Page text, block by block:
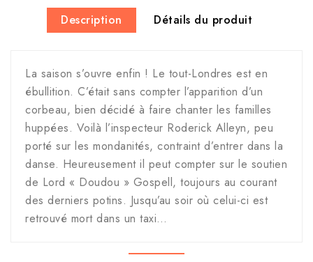
Description Détails du produit
La saison s’ouvre enfin ! Le tout-Londres est en
ébullition. C’était sans compter l’apparition d’un
corbeau, bien décidé à faire chanter les familles
huppées. Voilà l’inspecteur Roderick Alleyn, peu
porté sur les mondanités, contraint d’entrer dans la
danse. Heureusement il peut compter sur le soutien
de Lord « Doudou » Gospell, toujours au courant
des derniers potins. Jusqu’au soir où celui-ci est
retrouvé mort dans un taxi…